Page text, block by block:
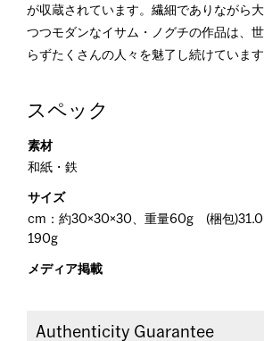
が収蔵されています。繊細でありながら
つつモダンなイサム・ノグチの作品は、
らずたくさんの人々を魅了し続けています
スペック
素材
和紙・鉄
サイズ
cm：約30×30×30、重量60g (梱包
190g
メディア掲載
Authenticity Guarantee